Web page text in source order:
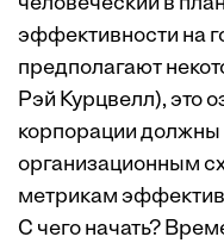
эффективности на
предполагают
Рэй Курцвелл), это
корпорации должны
организационным
метрикам
С чего начать?